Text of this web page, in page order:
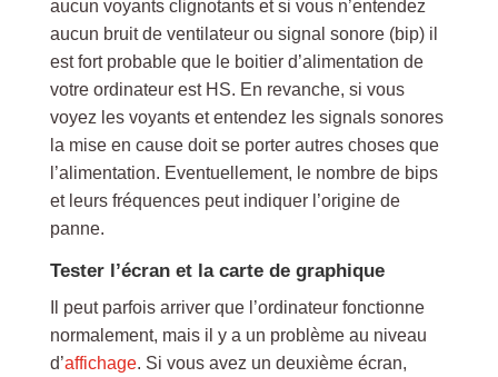
aucun voyants clignotants et si vous n’entendez
aucun bruit de ventilateur ou signal sonore (bip) il
est fort probable que le boitier d’alimentation de
votre ordinateur est HS. En revanche, si vous
voyez les voyants et entendez les signals sonores
la mise en cause doit se porter autres choses que
l’alimentation. Eventuellement, le nombre de bips
et leurs fréquences peut indiquer l’origine de
panne.
Tester l’écran et la carte de graphique
Il peut parfois arriver que l’ordinateur fonctionne
normalement, mais il y a un problème au niveau
d’affichage. Si vous avez un deuxième écran,